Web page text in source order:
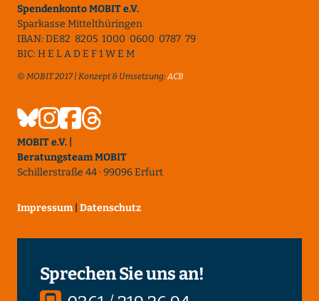
Spendenkonto MOBIT e.V.
Sparkasse Mittelthüringen
IBAN: DE82 8205 1000 0600 0787 79
BIC: H E L A D E F 1 W E M
© MOBIT 2017 | Konzept & Umsetzung:ACB
MOBIT e.V. |
Beratungsteam MOBIT
Schillerstraße 44 · 99096 Erfurt
Impressum Datenschutz
Sprechen Sie uns an!